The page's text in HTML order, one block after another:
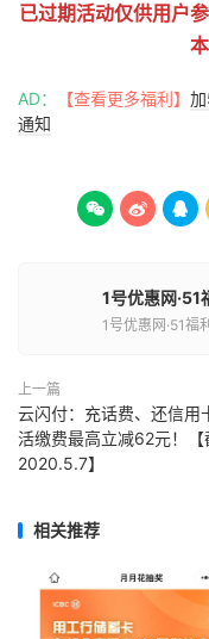
已过期活动仅供用户
AD： 【查看更多福利】
通知
  
1号优惠网·51
1号优惠网·51福
上一篇
云闪付：充话费、还信用
活缴费最高立减62元！【
2020.5.7】
相关推荐